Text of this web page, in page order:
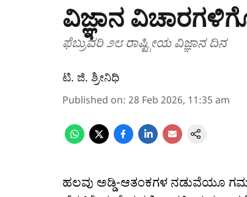
ವಿಜ್ಞಾನ
ಫೆಬ್ರುವರಿ ೨೮ ರಾಷ್ಟ್ರೀಯ ವಿಜ್ಞಾನ ದಿನ
ಟಿ. ಜಿ. ಶ್ರೀನಿಧಿ
Published on: 28 Feb 2026, 11:35 am
ಹಲವು ಅಡ್ಡಿ-ಆತಂಕಗಳ ನಡುವೆಯೂ